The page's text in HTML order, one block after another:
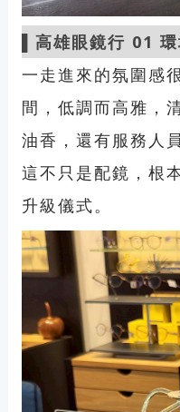
▌高雄眼鏡行 01
一走進來的氛圍感
間，低調而高雅，
油香，還有服務人
這不只是配鏡，根
升級儀式。